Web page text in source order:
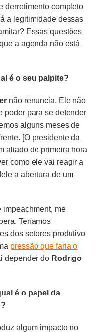
derretimento completo
a legitimidade dessas
Essas questões
a agenda não está
é o seu palpite?
não renuncia. Ele não
poder para se defender
alguns meses de
[O presidente da
aliado de primeira hora
como ele vai reagir a
a abertura de um
impeachment, me
Teríamos
dos setores produtivo
pressão que faria o
depender do Rodrigo
é o papel da
algum impacto no